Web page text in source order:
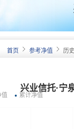
首页 参考净值 历